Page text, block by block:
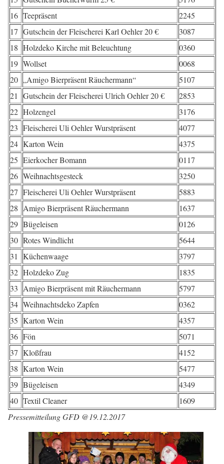
16 Teepräsent
2245
17 Gutschein der Fleischerei Karl Oehler 20 €
3087
18 Holzdeko Kirche mit Beleuchtung
0360
19 Wollset
0068
20 „Amigo Bierpräsent Räuchermann“
5107
21
Gutschein der Fleischerei Ulrich Oehler 20 €
2853
22 Holzengel
3176
23 Fleischerei Uli Oehler Wurstpräsent
4077
24 Karton Wein
4375
25 Eierkocher Bomann
0117
26 Weihnachtsgesteck
3250
27 Fleischerei Uli Oehler Wurstpräsent
5883
28 Amigo Bierpräsent Räuchermann
1637
29 Bügeleisen
0126
30 Rotes Windlicht
5644
31
Küchenwaage
3797
32 Holzdeko Zug
1835
33 Amigo Bierpräsent mit Räuchermann
5797
34 Weihnachtsdeko Zapfen
0362
35 Karton Wein
4357
36 Fön
5071
37 Kloßfrau
4152
38 Karton Wein
5477
39 Bügeleisen
4349
40 Textil Cleaner
1609
Pressemitteilung GFD @19.12.2017